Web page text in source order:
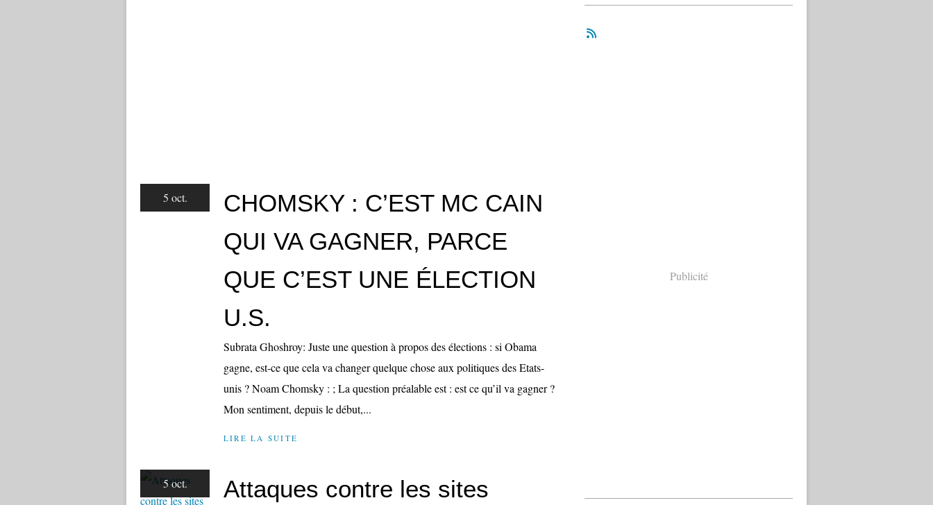
5 oct.
CHOMSKY : C’EST MC CAIN
QUI VA GAGNER, PARCE
QUE C’EST UNE ÉLECTION
U.S.
Subrata Ghoshroy: Juste une question à propos des élections : si Obama
gagne, est-ce que cela va changer quelque chose aux politiques des Etats-
unis ? Noam Chomsky : ; La question préalable est : est ce qu’il va gagner ?
Mon sentiment, depuis le début,...
LIRE LA SUITE
5 oct.
Attaques contre les sites
Publicité